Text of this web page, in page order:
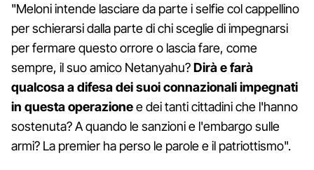
"Meloni intende lasciare da parte i selfie col cappellino
per schierarsi dalla parte di chi sceglie di impegnarsi
per fermare questo orrore o lascia fare, come
sempre, il suo amico Netanyahu?Dirà e farà
qualcosa a difesa dei suoi connazionali impegnati
in questa operazionee dei tanti cittadini che l'hanno
sostenuta? A quando le sanzioni e l'embargo sulle
armi? La premier ha perso le parole e il patriottismo".